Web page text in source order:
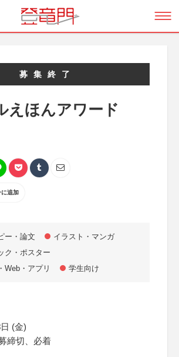
募集終了
えほんアワード
追加
ー・論文
イラスト・マンガ
ク・ポスター
Web・アプリ
学生向け
(金)
締切、必着